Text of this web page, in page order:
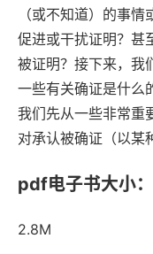
（或不知道）的事
促进或干扰证明？甚
被证明？接下来，我
一些有关确证是什么
我们先从一些非常重
对承认被确证（以某
pdf电子书大小：
2.8M